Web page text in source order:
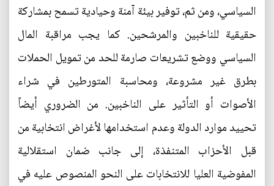
السياسي، ومن ثم، توفير بيئة آمنة وحيادية تسمح بمشاركة
حقيقية للناخبين والمرشحين. كما يجب مراقبة المال
السياسي ووضع تشريعات صارمة للحد من تمويل الحملات
بطرق غير مشروعة، ومحاسبة المتورطين في شراء
الأصوات أو التأثير على الناخبين. من الضروري أيضاً
تحييد موارد الدولة وعدم استخدامها لأغراض انتخابية من
قبل الأحزاب المتنفذة، إلى جانب ضمان استقلالية
المفوضية العليا للانتخابات على النحو المنصوص عليه في